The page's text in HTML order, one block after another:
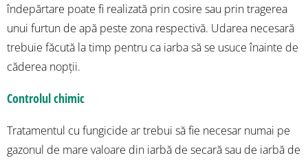
îndepărtare poate fi realizată prin cosire sau prin tragerea
unui furtun de apă peste zona respectivă. Udarea necesară
trebuie făcută la timp pentru ca iarba să se usuce înainte de
căderea nopții.
Controlul chimic
Tratamentul cu fungicide ar trebui să fie necesar numai pe
gazonul de mare valoare din iarbă de secară sau de iarbă de